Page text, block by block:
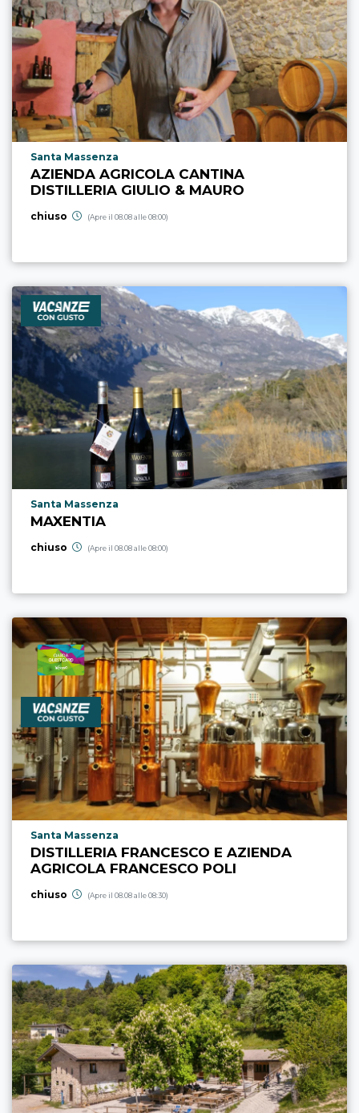
Località punto di interesse
Santa Massenza
AZIENDA AGRICOLA CANTINA
DISTILLERIA GIULIO & MAURO
chiuso (Apre il 08.08 alle 08:00)
Località punto di interesse
Santa Massenza
MAXENTIA
chiuso (Apre il 08.08 alle 08:00)
Località punto di interesse
Santa Massenza
DISTILLERIA FRANCESCO E AZIENDA
AGRICOLA FRANCESCO POLI
chiuso (Apre il 08.08 alle 08:30)